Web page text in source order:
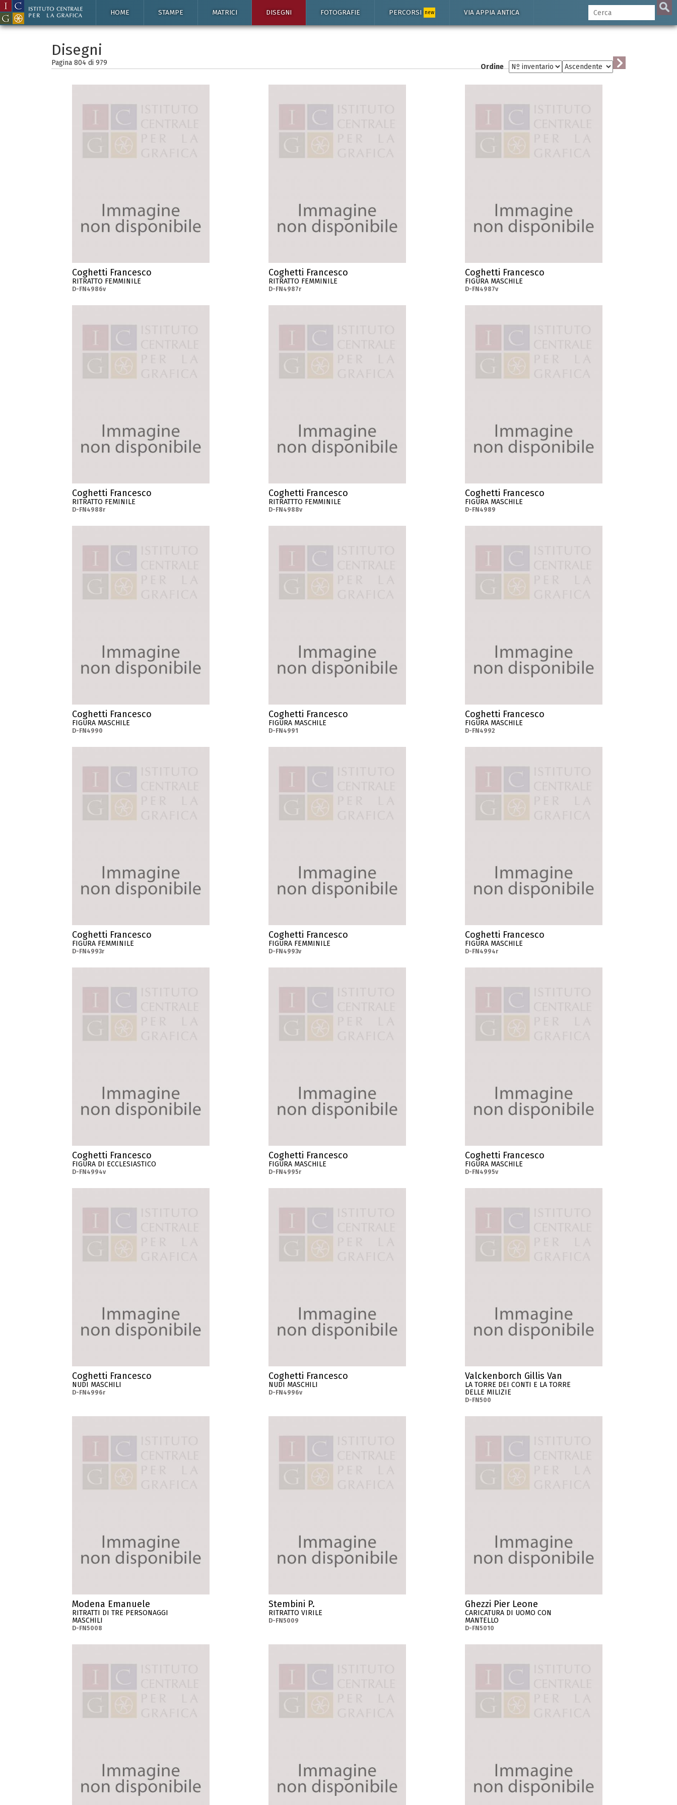
HOME STAMPE MATRICI DISEGNI FOTOGRAFIE PERCORSI new VIA APPIA ANTICA
Disegni
Pagina 804 di 979 Ordine
Coghetti Francesco
RITRATTO FEMMINILE
D-FN4986v
Coghetti Francesco
RITRATTO FEMMINILE
D-FN4987r
Coghetti Francesco
FIGURA MASCHILE
D-FN4987v
Coghetti Francesco
RITRATTO FEMINILE
D-FN4988r
Coghetti Francesco
RITRATTTO FEMMINILE
D-FN4988v
Coghetti Francesco
FIGURA MASCHILE
D-FN4989
Coghetti Francesco
FIGURA MASCHILE
D-FN4990
Coghetti Francesco
FIGURA MASCHILE
D-FN4991
Coghetti Francesco
FIGURA MASCHILE
D-FN4992
Coghetti Francesco
FIGURA FEMMINILE
D-FN4993r
Coghetti Francesco
FIGURA FEMMINILE
D-FN4993v
Coghetti Francesco
FIGURA MASCHILE
D-FN4994r
Coghetti Francesco
FIGURA DI ECCLESIASTICO
D-FN4994v
Coghetti Francesco
FIGURA MASCHILE
D-FN4995r
Coghetti Francesco
FIGURA MASCHILE
D-FN4995v
Coghetti Francesco
NUDI MASCHILI
D-FN4996r
Coghetti Francesco
NUDI MASCHILI
D-FN4996v
Valckenborch Gillis Van
LA TORRE DEI CONTI E LA TORRE
DELLE MILIZIE
D-FN500
Modena Emanuele
RITRATTI DI TRE PERSONAGGI
MASCHILI
D-FN5008
Stembini P.
RITRATTO VIRILE
D-FN5009
Ghezzi Pier Leone
CARICATURA DI UOMO CON
MANTELLO
D-FN5010